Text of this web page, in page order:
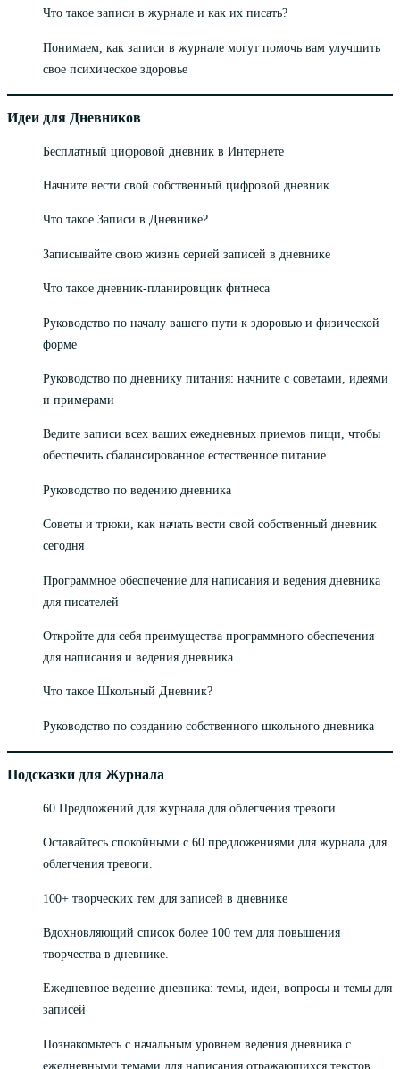
Что такое записи в журнале и как их писать?
Понимаем, как записи в журнале могут помочь вам улучшить
свое психическое здоровье
Идеи для Дневников
Бесплатный цифровой дневник в Интернете
Начните вести свой собственный цифровой дневник
Что такое Записи в Дневнике?
Записывайте свою жизнь серией записей в дневнике
Что такое дневник-планировщик фитнеса
Руководство по началу вашего пути к здоровью и физической
форме
Руководство по дневнику питания: начните с советами, идеями
и примерами
Ведите записи всех ваших ежедневных приемов пищи, чтобы
обеспечить сбалансированное естественное питание.
Руководство по ведению дневника
Советы и трюки, как начать вести свой собственный дневник
сегодня
Программное обеспечение для написания и ведения дневника
для писателей
Откройте для себя преимущества программного обеспечения
для написания и ведения дневника
Что такое Школьный Дневник?
Руководство по созданию собственного школьного дневника
Подсказки для Журнала
60 Предложений для журнала для облегчения тревоги
Оставайтесь спокойными с 60 предложениями для журнала для
облегчения тревоги.
100+ творческих тем для записей в дневнике
Вдохновляющий список более 100 тем для повышения
творчества в дневнике.
Ежедневное ведение дневника: темы, идеи, вопросы и темы для
записей
Познакомьтесь с начальным уровнем ведения дневника с
ежедневными темами для написания отражающихся текстов.